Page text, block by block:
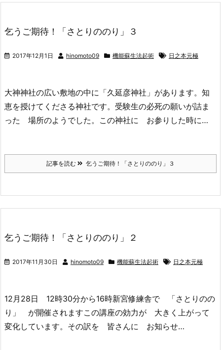
乞うご期待！「さとりののり」３
2017年12月1日 hinomoto09 機能蘇生法起術 日之本元極
大神神社の広い敷地の中に「久延彦神社」があります。知
恵を授けてくださる神社です。受験生の必死の願いが詰ま
った 場所のようでした。この神社に お参りした時に…
記事を読む 乞うご期待！「さとりののり」３
乞うご期待！「さとりののり」２
2017年11月30日 hinomoto09 機能蘇生法起術 日之本元極
12月28日 12時30分から16時新宮修練舎で 「さとりのの
り」 が開催されますこの講座の効力が 大きく上がって
変化しています。その訳を 皆さんに お知らせ…